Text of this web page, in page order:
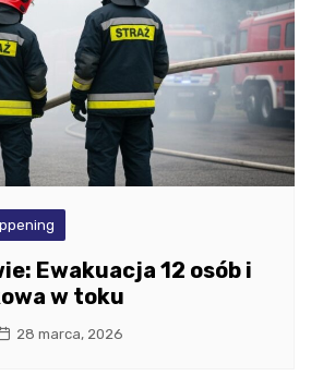
Ewakuacja 12 osób i
w toku
28 marca, 2026